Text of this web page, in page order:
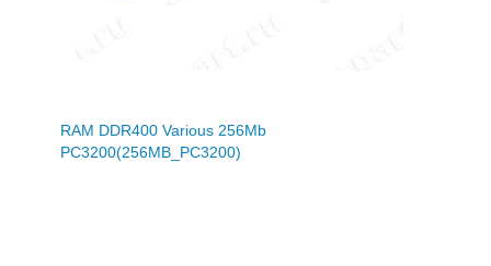
RAM DDR400 Various 256Mb
PC3200(256MB_PC3200)